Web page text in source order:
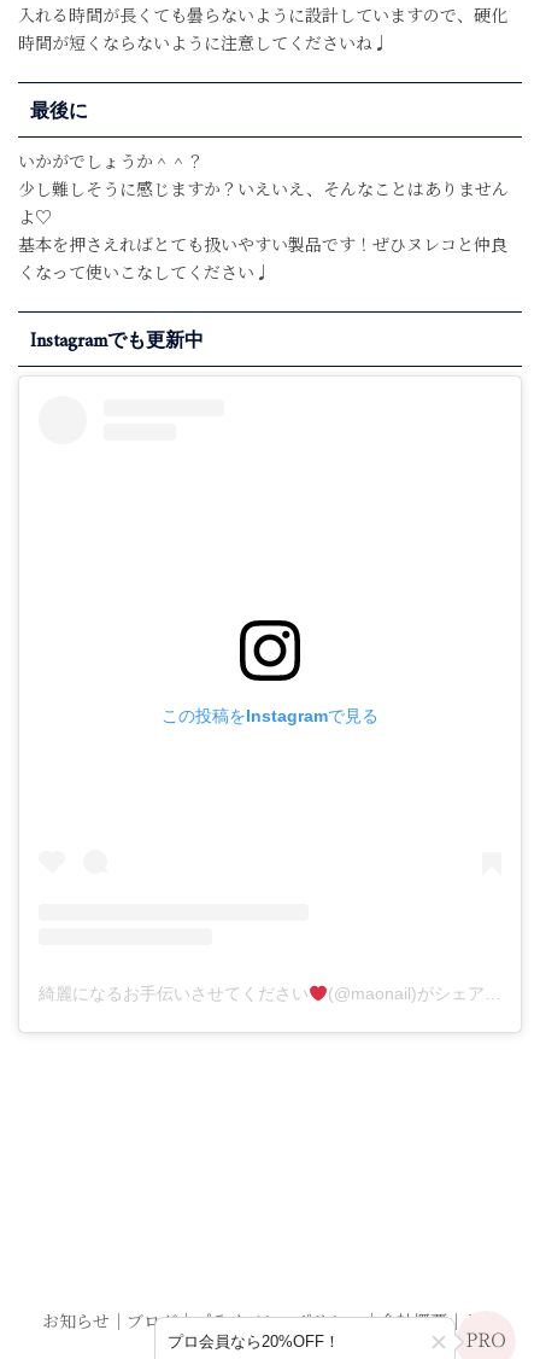
入れる時間が長くても曇らないように設計していますので、硬化
時間が短くならないように注意してくださいね♩
最後に
いかがでしょうか＾＾？
少し難しそうに感じますか？いえいえ、そんなことはありません
よ♡
基本を押さえればとても扱いやすい製品です！ぜひヌレコと仲良
くなって使いこなしてください♩
Instagramでも更新中
この投稿をInstagramで見る
綺麗になるお手伝いさせてください (@maonail)がシェアした投稿
お知らせ ｜ ブログ｜プライバシーポリシー｜会社概要｜ お問
い合わせ
プロ会員なら20%OFF！